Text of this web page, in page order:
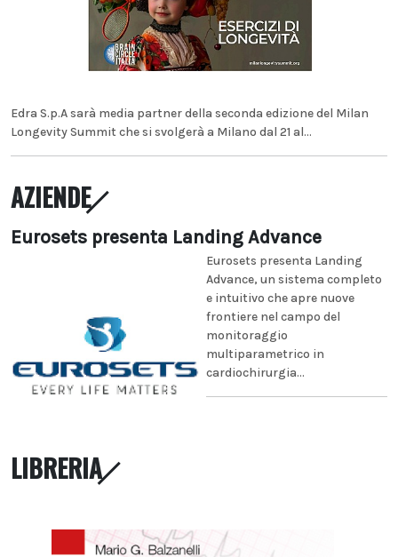
Edra S.p.A sarà media partner della seconda edizione del Milan
Longevity Summit che si svolgerà a Milano dal 21 al...
AZIENDE
Eurosets presenta Landing Advance
Eurosets presenta Landing
Advance, un sistema completo
e intuitivo che apre nuove
frontiere nel campo del
monitoraggio
multiparametrico in
cardiochirurgia...
LIBRERIA